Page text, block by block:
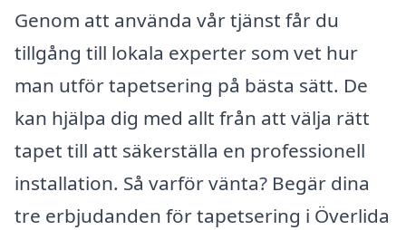
Genom att använda vår tjänst får du
tillgång till lokala experter som vet hur
man utför tapetsering på bästa sätt. De
kan hjälpa dig med allt från att välja rätt
tapet till att säkerställa en professionell
installation. Så varför vänta? Begär dina
tre erbjudanden för tapetsering i Överlida